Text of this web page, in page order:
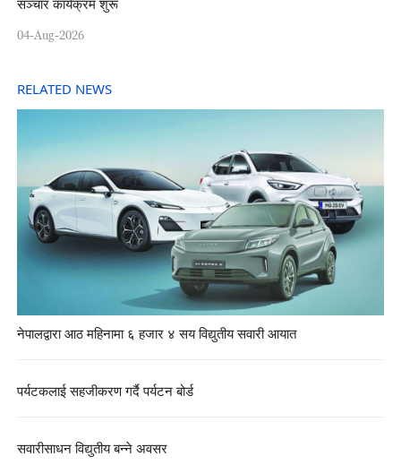
सञ्चार कार्यक्रम शुरू
04-Aug-2026
RELATED NEWS
नेपालद्वारा आठ महिनामा ६ हजार ४ सय विद्युतीय सवारी आयात
पर्यटकलाई सहजीकरण गर्दै पर्यटन बोर्ड
सवारीसाधन विद्युतीय बन्ने अवसर